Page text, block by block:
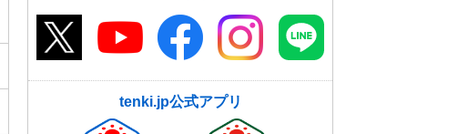
tenki.jp公式アプリ